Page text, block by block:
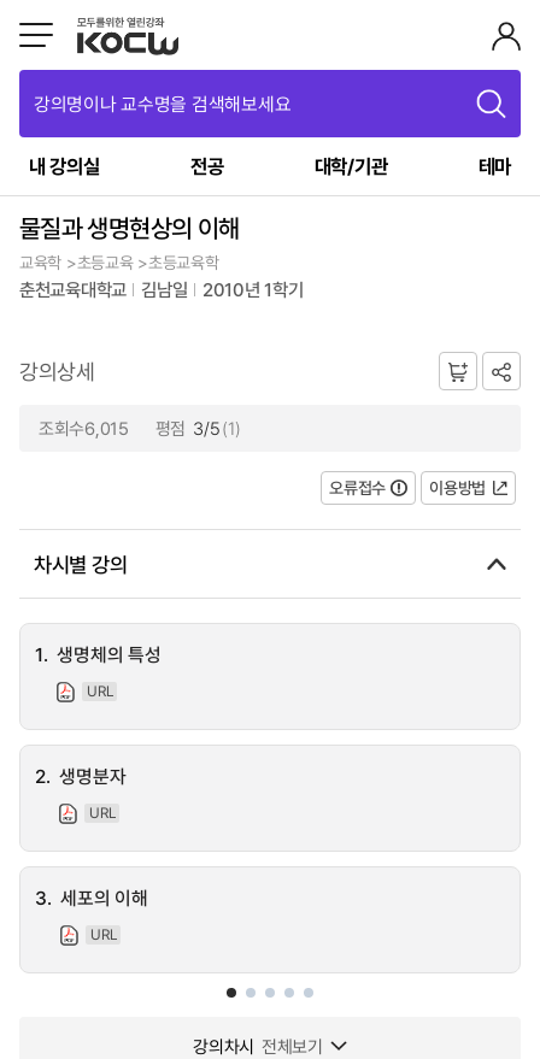
강의명이나 교수명을 검색해보세요
내 강의실 전공 대학/기관 테마
물질과 생명현상의 이해
교육학 >초등교육 >초등교육학
춘천교육대학교 김남일 2010년 1학기
강의상세
조회수6,015 평점 3/5(1)
오류접수 이용방법
차시별 강의
1. 생명체의 특성
URL
2. 생명분자
URL
3. 세포의 이해
URL
강의차시 전체보기